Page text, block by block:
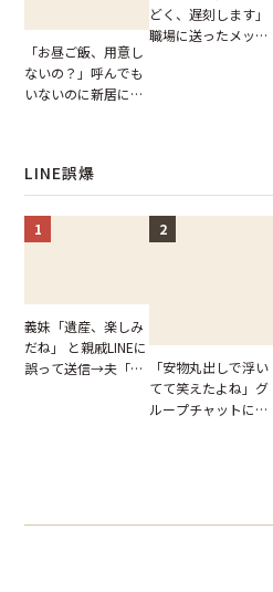
「お昼ご飯、用意し
ないの？」呼んでも
いないのに新居にあ
どく、遅刻します」
職場に送ったメッセ
LINE誤爆
1
義妹「遺産、楽しみ
だね」 と親戚LINEに
誤って送信→夫「実
2
「安物丸出しで浮い
てて笑えたよね」グ
ループチャットに投